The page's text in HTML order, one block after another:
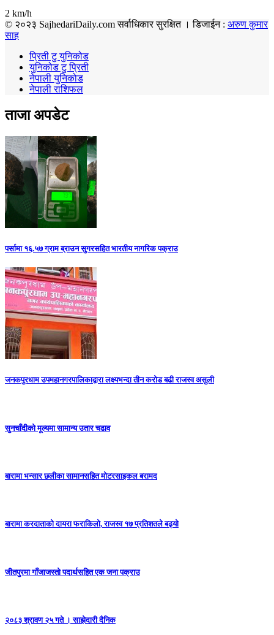
2 km/h
© २०२३ SajhedariDaily.com सर्वाधिकार सुरक्षित । डिजाईन : अरुण कुमार
साह
प्रिती टु युनिकोड
युनिकोड टु प्रिती
नेपाली युनिकोड
नेपाली राशिफल
ताजा अपडेट
पर्सामा १६.५७ ग्राम ब्राउन सुगरसहित भारतीय नागरिक पक्राउ
जनकपुरधाम उपमहानगरपालिकाद्वारा लक्ष्यभन्दा तीन करोड बढी राजस्व असुली
सुनचाँदीको मूल्यमा सामान्य उतार चढाव
बारामा भन्सार छलीका सामानसहित मोटरसाइकल बरामद
बारामा करदाताको दायरा फराकिलो, राजस्व १७ प्रतिशतले बढ्यो
जीतपुरमा गाँजाजस्तो पदार्थसहित एक जना पक्राउ
२०८३ श्रावण २५ गते । साझेदारी दैनिक